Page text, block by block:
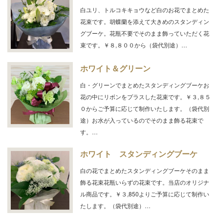
白ユリ、トルコキキョウなど白のお花でまとめた
花束です。胡蝶蘭を添えて大きめのスタンディン
グブーケ。花瓶不要でそのまま飾っていただく花
束です。￥８,８００から（袋代別途）…
ホワイト＆グリーン
白・グリーンでまとめたスタンディングブーケお
花の中にリボンをプラスした花束です。￥３,８５
０からご予算に応じて制作いたします。（袋代別
途）お水が入っているのでそのまま飾る花束で
す。…
ホワイト スタンディングブーケ
白の花でまとめたスタンディングブーケそのまま
飾る花束花瓶いらずの花束です。当店のオリジナ
ル商品です。￥３,850よりご予算に応じて制作い
たします。（袋代別途）…